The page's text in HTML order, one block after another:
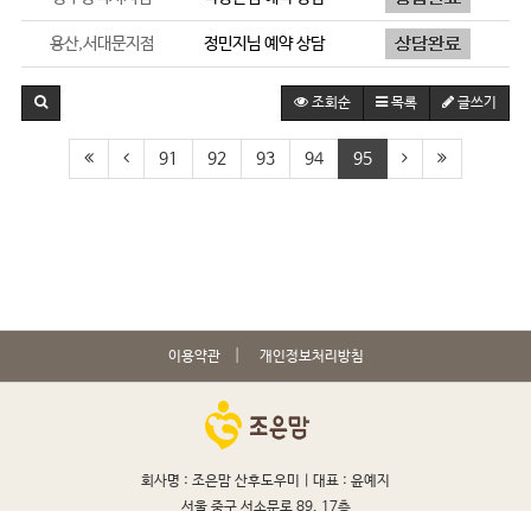
용산,서대문지점 정민지 님 예약 상담
조회순 목록 글쓰기
91 92 93 94 95
이용약관 개인정보처리방침
회사명 : 조은맘 산후도우미 | 대표 : 윤예지
서울 중구 서소문로 89, 17층